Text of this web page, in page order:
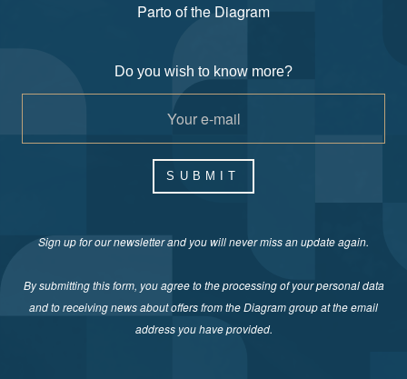
Parto of the Diagram
Do you wish to know more?
SUBMIT
Sign up for our newsletter and you will never miss an update again.
By submitting this form, you agree to the processing of your personal data
and to receiving news about offers from the Diagram group at the email
address you have provided.